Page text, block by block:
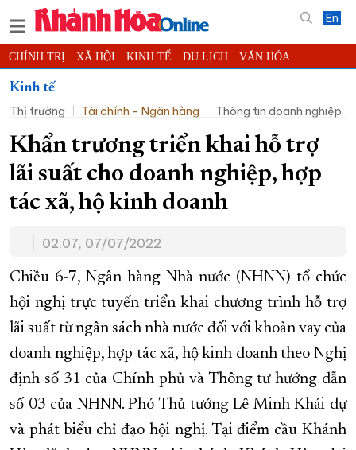
En
CHÍNH TRỊ XÃ HỘI KINH TẾ DU LỊCH VĂN HÓA
THỂ THAO
KHOA HỌC - CÔNG NGHỆ PHÁP LUẬT BẠN ĐỌC PHÓNG SỰ
THẾ GIỚI MULTIMEDIA VIDEO ĐỌC BÁO ONLINE
PODCAST THÔNG TIN - QUẢNG CÁO
QUY HOẠCH TỈNH KHÁNH HÒA
CHUNG TAY CẢI CÁCH HÀNH CHÍNH
XÂY DỰNG NÔNG THÔN MỚI LỊCH CẮT ĐIỆN
TÀU - XE - MÁY BAY
KỶ NIỆM 370 NĂM XÂY DỰNG VÀ PHÁT TRIỂN TỈNH KHÁNH HÒA
KHOẢNH KHẮC ĐẸP XỨ TRẦM
XÂY DỰNG KHÁNH HÒA TRỞ THÀNH THÀNH PHỐ TRỰC THUỘC
ĐẠI HỘI ĐẢNG CÁC CẤP TRANG CHỦ VỀ BÁO KHÁNH HÒA
Kinh tế
Thị trường
Tài chính - Ngân hàng Thông tin doanh nghiệp
Khẩn trương triển khai hỗ trợ
lãi suất cho doanh nghiệp, hợp
tác xã, hộ kinh doanh
02:07, 07/07/2022
Chiều 6-7, Ngân hàng Nhà nước (NHNN) tổ chức
hội nghị trực tuyến triển khai chương trình hỗ trợ
lãi suất từ ngân sách nhà nước đối với khoản vay của
doanh nghiệp, hợp tác xã, hộ kinh doanh theo Nghị
định số 31 của Chính phủ và Thông tư hướng dẫn
số 03 của NHNN. Phó Thủ tướng Lê Minh Khái dự
và phát biểu chỉ đạo hội nghị. Tại điểm cầu Khánh